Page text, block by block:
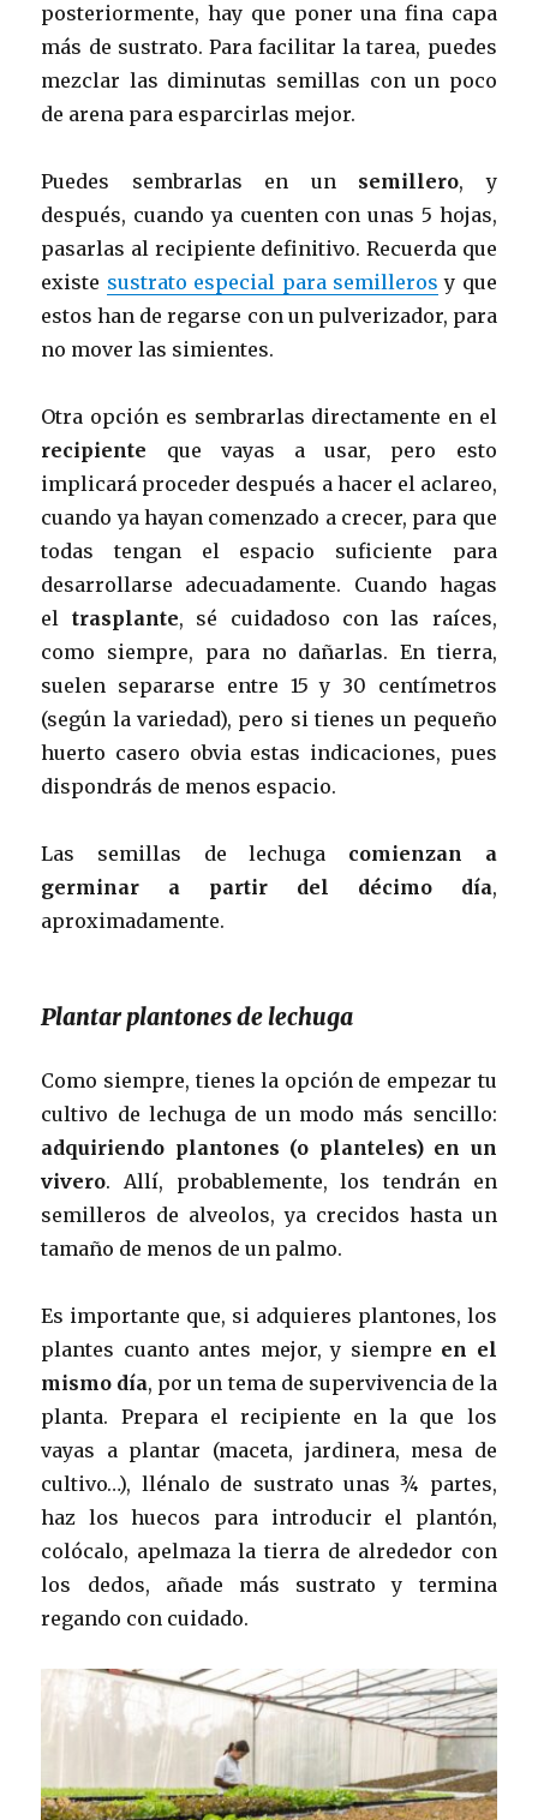
posteriormente, hay que poner una fina capa
más de sustrato. Para facilitar la tarea, puedes
mezclar las diminutas semillas con un poco
de arena para esparcirlas mejor.
Puedes sembrarlas en un semillero, y
después, cuando ya cuenten con unas 5 hojas,
pasarlas al recipiente definitivo. Recuerda que
existe sustrato especial para semilleros y que
estos han de regarse con un pulverizador, para
no mover las simientes.
Otra opción es sembrarlas directamente en el
recipiente que vayas a usar, pero esto
implicará proceder después a hacer el aclareo,
cuando ya hayan comenzado a crecer, para que
todas tengan el espacio suficiente para
desarrollarse adecuadamente. Cuando hagas
el trasplante, sé cuidadoso con las raíces,
como siempre, para no dañarlas. En tierra,
suelen separarse entre 15 y 30 centímetros
(según la variedad), pero si tienes un pequeño
huerto casero obvia estas indicaciones, pues
dispondrás de menos espacio.
Las semillas de lechuga comienzan a
germinar a partir del décimo día,
aproximadamente.
Plantar plantones de lechuga
Como siempre, tienes la opción de empezar tu
cultivo de lechuga de un modo más sencillo:
adquiriendo plantones (o planteles) en un
vivero. Allí, probablemente, los tendrán en
semilleros de alveolos, ya crecidos hasta un
tamaño de menos de un palmo.
Es importante que, si adquieres plantones, los
plantes cuanto antes mejor, y siempre en el
mismo día, por un tema de supervivencia de la
planta. Prepara el recipiente en la que los
vayas a plantar (maceta, jardinera, mesa de
cultivo…), llénalo de sustrato unas ¾ partes,
haz los huecos para introducir el plantón,
colócalo, apelmaza la tierra de alrededor con
los dedos, añade más sustrato y termina
regando con cuidado.